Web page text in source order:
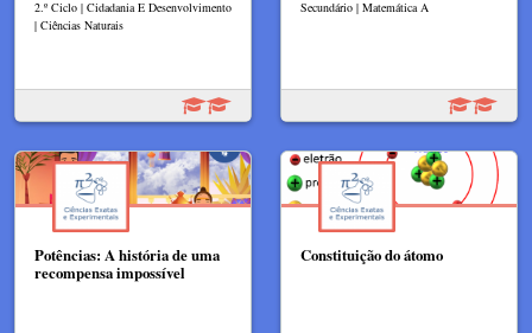
2.º Ciclo | Cidadania E Desenvolvimento
| Ciências Naturais
Secundário | Matemática A
Potências: A história de uma
recompensa impossível
Constituição do átomo